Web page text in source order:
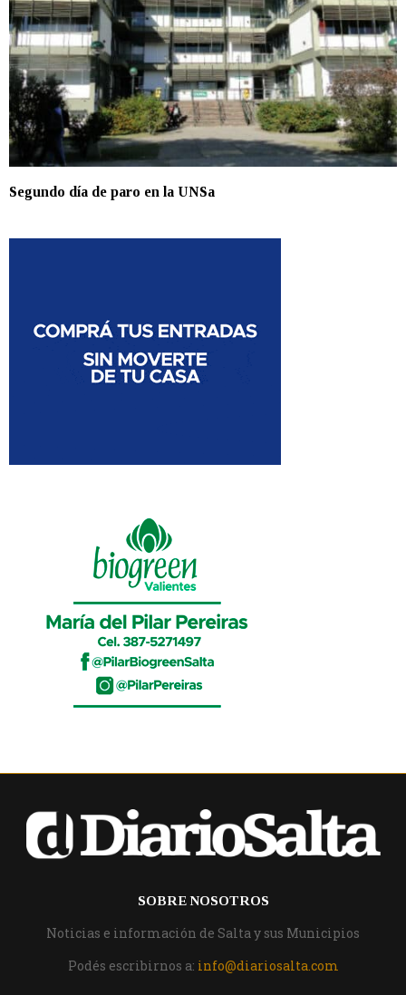
Segundo día de paro en la UNSa
SOBRE NOSOTROS
Noticias e información de Salta y sus Municipios
Podés escribirnos a: info@diariosalta.com